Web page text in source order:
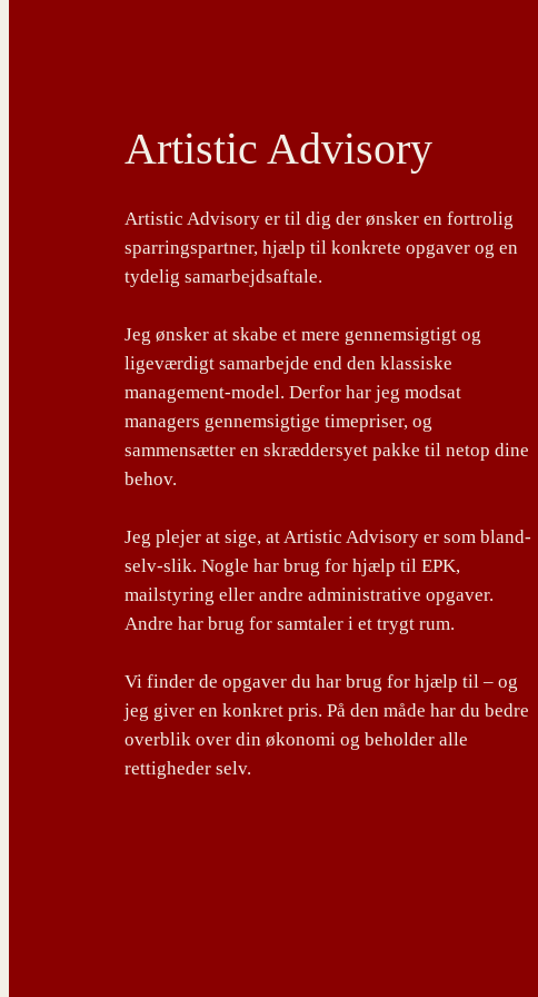
Artistic Advisory
Artistic Advisory er til dig der ønsker en fortrolig
sparringspartner, hjælp til konkrete opgaver og en
tydelig samarbejdsaftale.
Jeg ønsker at skabe et mere gennemsigtigt og
ligeværdigt samarbejde end den klassiske
management-model. Derfor har jeg modsat
managers gennemsigtige timepriser, og
sammensætter en skræddersyet pakke til netop dine
behov.
Jeg plejer at sige, at Artistic Advisory er som bland-
selv-slik. Nogle har brug for hjælp til EPK,
mailstyring eller andre administrative opgaver.
Andre har brug for samtaler i et trygt rum.
Vi finder de opgaver du har brug for hjælp til – og
jeg giver en konkret pris. På den måde har du bedre
overblik over din økonomi og beholder alle
rettigheder selv.